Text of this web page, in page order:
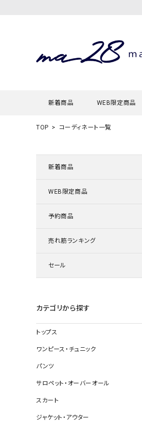
新着商品 WEB限定商品
TOP コーディネート一覧
新着商品
WEB限定商品
予約商品
売れ筋ランキング
セール
カテゴリから探す
トップス
ワンピース・チュニック
パンツ
サロペット・オーバーオール
スカート
ジャケット・アウター